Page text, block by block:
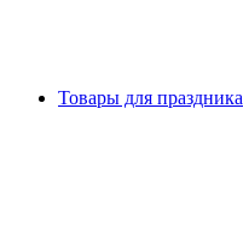
Товары для праздника